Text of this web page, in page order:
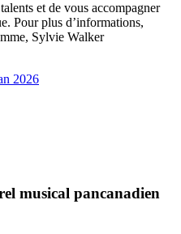
et de vous accompagner
Pour plus d’informations,
Sylvie Walker
2026
musical pancanadien